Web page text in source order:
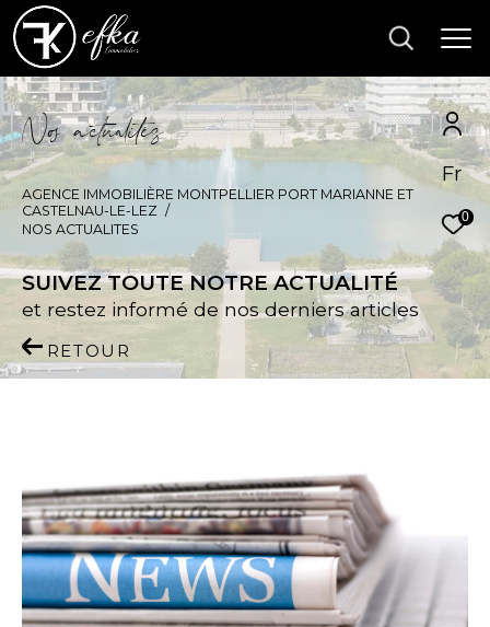
Fr
0
No actuaiés
AGENCE IMMOBILIÈRE MONTPELLIER PORT MARIANNE ET
CASTELNAU-LE-LEZ
NOS ACTUALITES
SUIVEZ TOUTE NOTRE ACTUALITÉ
et restez informé de nos derniers articles
RETOUR